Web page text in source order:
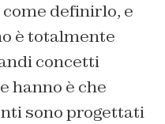
definirlo, e
è totalmente
concetti
hanno è che
sono progettati